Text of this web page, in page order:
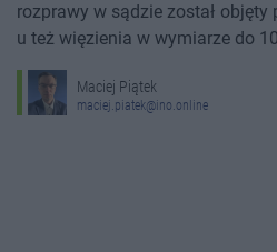
rozprawy w sądzie został
u też więzienia w wymiarze do
Maciej Piątek
maciej.piatek@ino.online